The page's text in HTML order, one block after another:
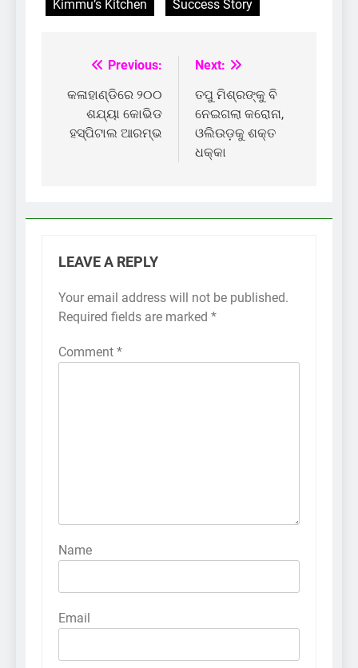
Kimmu’s Kitchen Success Story
Post
navigation
Previous:
କଳାହାଣ୍ଡିରେ ୨୦୦
ଶଯ୍ୟା କୋଭିଡ
ହସ୍ପିଟାଲ ଆରମ୍ଭ
Next:
ତପୁ ମିଶ୍ରଙ୍କୁ ବି
ନେଇଗଲା କରୋନା,
ଓଲିଉଡ଼କୁ ଶକ୍ତ
ଧକ୍କା
LEAVE A REPLY
Your email address will not be published.
Required fields are marked *
Comment *
Name
Email